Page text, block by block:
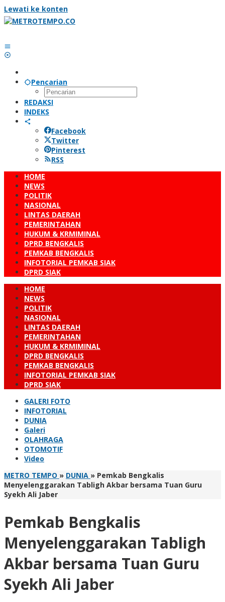
Lewati ke konten
Pencarian
REDAKSI
INDEKS
Facebook
Twitter
Pinterest
RSS
HOME
NEWS
POLITIK
NASIONAL
LINTAS DAERAH
PEMERINTAHAN
HUKUM & KRMIMINAL
DPRD BENGKALIS
PEMKAB BENGKALIS
INFOTORIAL PEMKAB SIAK
DPRD SIAK
HOME
NEWS
POLITIK
NASIONAL
LINTAS DAERAH
PEMERINTAHAN
HUKUM & KRMIMINAL
DPRD BENGKALIS
PEMKAB BENGKALIS
INFOTORIAL PEMKAB SIAK
DPRD SIAK
GALERI FOTO
INFOTORIAL
DUNIA
Galeri
OLAHRAGA
OTOMOTIF
Video
METRO TEMPO » DUNIA » Pemkab Bengkalis
Menyelenggarakan Tabligh Akbar bersama Tuan Guru
Syekh Ali Jaber
Pemkab Bengkalis
Menyelenggarakan Tabligh
Akbar bersama Tuan Guru
Syekh Ali Jaber